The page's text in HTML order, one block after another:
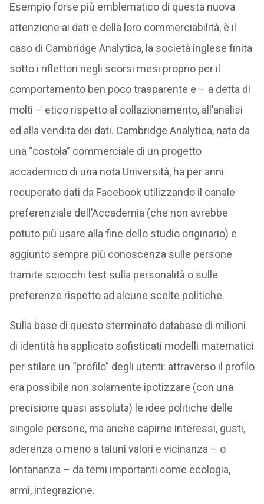
Esempio forse più emblematico di questa nuova
attenzione ai dati e della loro commerciabilità, è il
caso di Cambridge Analytica, la società inglese finita
sotto i riflettori negli scorsi mesi proprio per il
comportamento ben poco trasparente e – a detta di
molti – etico rispetto al collazionamento, all’analisi
ed alla vendita dei dati. Cambridge Analytica, nata da
una “costola” commerciale di un progetto
accademico di una nota Università, ha per anni
recuperato dati da Facebook utilizzando il canale
preferenziale dell’Accademia (che non avrebbe
potuto più usare alla fine dello studio originario) e
aggiunto sempre più conoscenza sulle persone
tramite sciocchi test sulla personalità o sulle
preferenze rispetto ad alcune scelte politiche.
Sulla base di questo sterminato database di milioni
di identità ha applicato sofisticati modelli matematici
per stilare un “profilo” degli utenti: attraverso il profilo
era possibile non solamente ipotizzare (con una
precisione quasi assoluta) le idee politiche delle
singole persone, ma anche capirne interessi, gusti,
aderenza o meno a taluni valori e vicinanza – o
lontananza – da temi importanti come ecologia,
armi, integrazione.